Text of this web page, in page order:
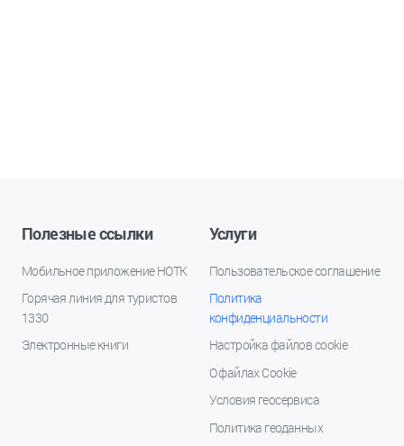
Полезные ссылки
Мобильное приложение НОТК
Горячая линия для туристов
1330
Электронные книги
Услуги
Пользовательское соглашение
Политика
конфиденциальности
Настройка файлов cookie
О файлах Cookie
Условия геосервиса
Политика геоданных